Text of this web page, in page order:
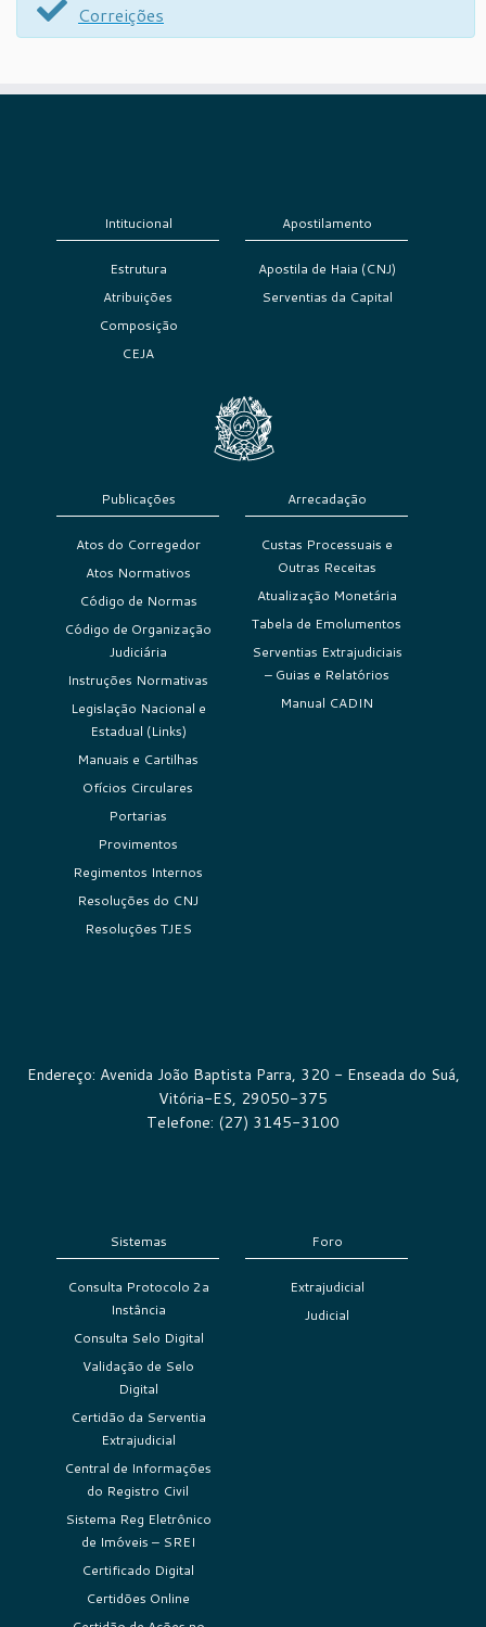
Correições
Intitucional
Estrutura
Atribuições
Composição
CEJA
Apostilamento
Apostila de Haia (CNJ)
Serventias da Capital
Publicações
Atos do Corregedor
Atos Normativos
Código de Normas
Código de Organização
Judiciária
Instruções Normativas
Legislação Nacional e
Estadual (Links)
Manuais e Cartilhas
Ofícios Circulares
Portarias
Provimentos
Regimentos Internos
Resoluções do CNJ
Resoluções TJES
Arrecadação
Custas Processuais e
Outras Receitas
Atualização Monetária
Tabela de Emolumentos
Serventias Extrajudiciais
– Guias e Relatórios
Manual CADIN
Endereço: Avenida João Baptista Parra, 320 - Enseada do Suá,
Vitória-ES, 29050-375
Telefone: (27) 3145-3100
Sistemas
Consulta Protocolo 2a
Instância
Consulta Selo Digital
Validação de Selo
Digital
Certidão da Serventia
Extrajudicial
Central de Informações
do Registro Civil
Sistema Reg Eletrônico
de Imóveis – SREI
Certificado Digital
Certidões Online
Foro
Extrajudicial
Judicial